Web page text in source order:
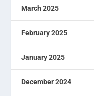
March 2025
February 2025
January 2025
December 2024